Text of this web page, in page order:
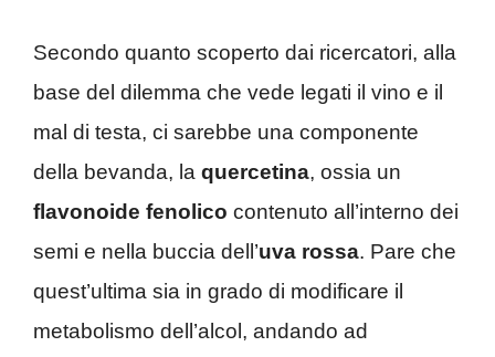
Secondo quanto scoperto dai ricercatori, alla
base del dilemma che vede legati il vino e il
mal di testa, ci sarebbe una componente
della bevanda, la quercetina, ossia un
flavonoide fenolico contenuto all’interno dei
semi e nella buccia dell’uva rossa. Pare che
quest’ultima sia in grado di modificare il
metabolismo dell’alcol, andando ad